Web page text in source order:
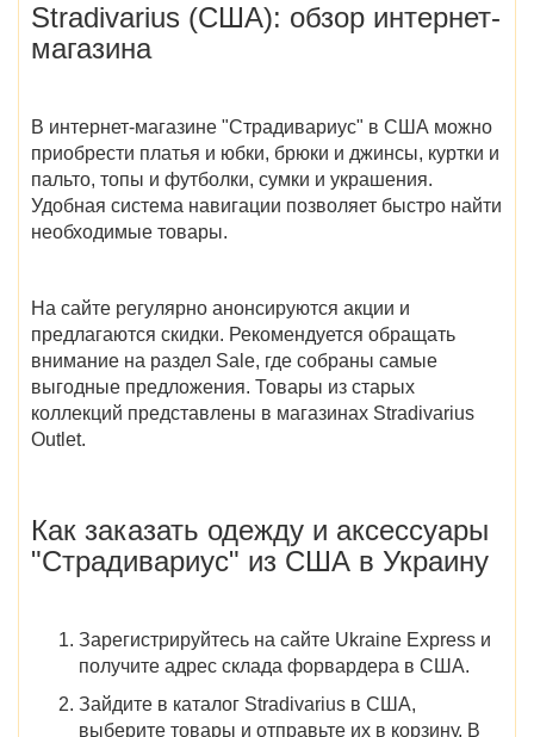
Stradivarius (США): обзор интернет-
магазина
В интернет-магазине "Страдивариус" в США можно
приобрести платья и юбки, брюки и джинсы, куртки и
пальто, топы и футболки, сумки и украшения.
Удобная система навигации позволяет быстро найти
необходимые товары.
На сайте регулярно анонсируются акции и
предлагаются скидки. Рекомендуется обращать
внимание на раздел Sale, где собраны самые
выгодные предложения. Товары из старых
коллекций представлены в магазинах Stradivarius
Outlet.
Как заказать одежду и аксессуары
"Страдивариус" из США в Украину
Зарегистрируйтесь на сайте Ukraine Express и
получите адрес склада форвардера в США.
Зайдите в каталог Stradivarius в США,
выберите товары и отправьте их в корзину. В